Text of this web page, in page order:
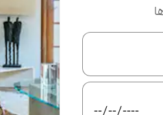
لأعلى ولأسفل أو استكشف عن طريق